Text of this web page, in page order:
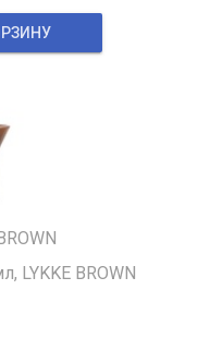
LYKKE BROWN